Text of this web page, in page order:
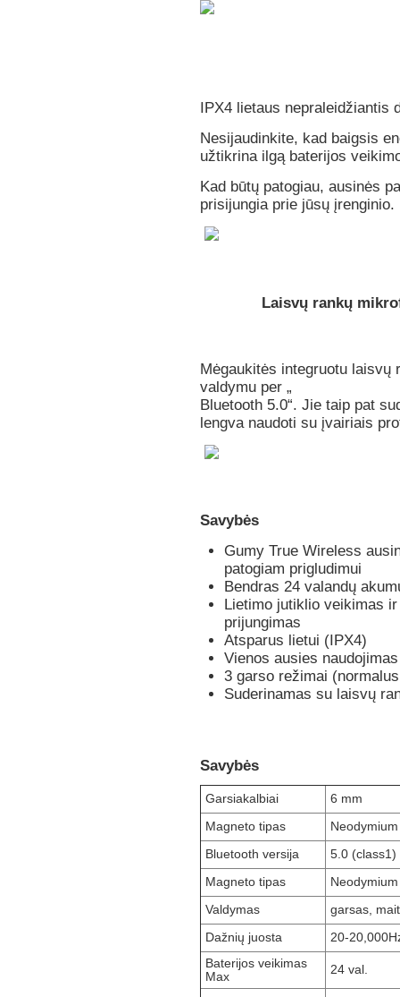
IPX4 lietaus
Nesijaudinkite, kad baigsis
užtikrina ilgą baterijos
Kad būtų patogiau, ausinės
prisijungia prie jūsų įrenginio.
Laisvų rankų
Mėgaukitės integruotu laisvų
valdymu per „
Bluetooth 5.0“. Jie taip pat
lengva naudoti su įvairiais
Savybės
Gumy True Wireless
patogiam prigludimui
Bendras 24 valandų
Lietimo jutiklio veikimas
prijungimas
Atsparus lietui (IPX4)
Vienos ausies
3 garso režimai
Suderinamas su laisvų
Savybės
Garsiakalbiai 6 mm
Magneto tipas Neodymium
Bluetooth versija 5.0 (class1)
Magneto tipas Neodymium
Valdymas garsas,
Dažnių juosta
20-
Baterijos veikimas
Max
24 val.